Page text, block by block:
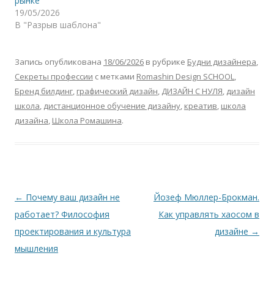
19/05/2026
В "Разрыв шаблона"
Запись опубликована 18/06/2026 в рубрике Будни дизайнера,
Секреты профессии с метками Romashin Design SCHOOL,
Бренд билдинг, графический дизайн, ДИЗАЙН С НУЛЯ, дизайн
школа, дистанционное обучение дизайну, креатив, школа
дизайна, Школа Ромашина.
Навигация
по
записям
← Почему ваш дизайн не
работает? Философия
проектирования и культура
мышления
Йозеф Мюллер-Брокман.
Как управлять хаосом в
дизайне →